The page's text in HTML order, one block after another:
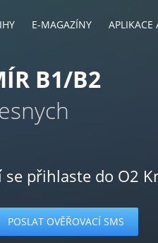
E-MAGAZÍNY APLIKACE
B1/B2
se přihlaste do O2